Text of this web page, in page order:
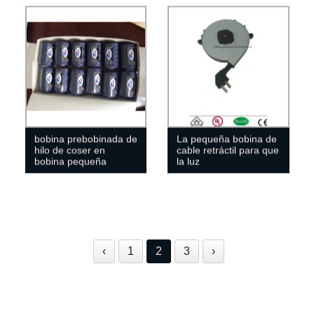
bobina prebobinada de
hilo de coser en
bobina pequeña
La pequeña bobina de
cable retráctil para que
la luz
‹ 1 2 3 ›